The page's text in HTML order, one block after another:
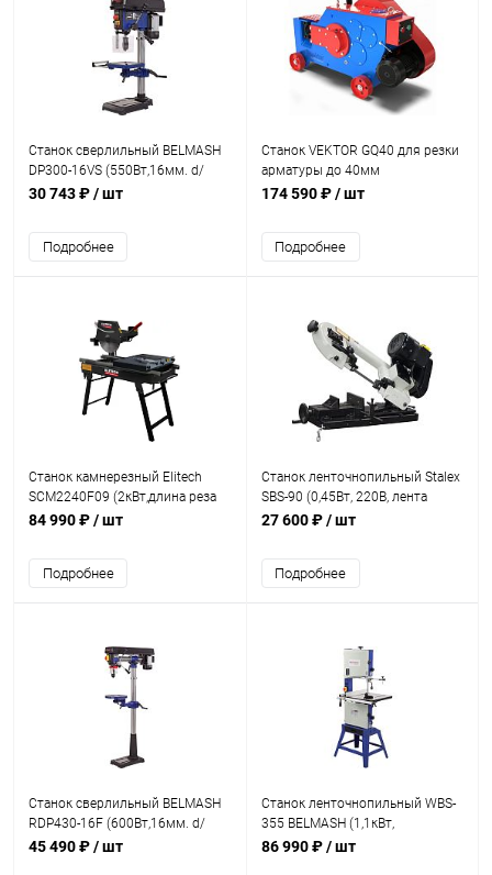
Станок сверлильный BELMASH
DP300-16VS (550Вт,16мм. d/
сверла 50мм., 2200об., 39.5кг)
30 743 ₽/ шт
Подробнее
Станок VEKTOR GQ40 для резки
арматуры до 40мм
174 590 ₽/ шт
Подробнее
Станок камнерезный Elitech
SCM2240F09 (2кВт,длина реза
900мм, глубина 110мм, d=400)
84 990 ₽/ шт
Подробнее
Станок ленточнопильный Stalex
SBS-90 (0,45Вт, 220В, лента
13х0.65х1300 мм)
27 600 ₽/ шт
Подробнее
Станок сверлильный BELMASH
RDP430-16F (600Вт,16мм. d/
сверла 50мм., 2500об., 61кг)
45 490 ₽/ шт
Станок ленточнопильный WBS-
355 BELMASH (1,1кВт,
545*515мм)
86 990 ₽/ шт